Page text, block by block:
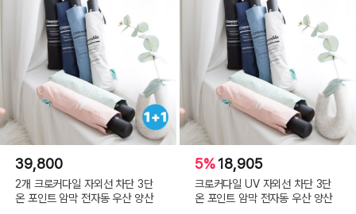
39,800
2개 크로커다일 자외선 차단 3단
온 포인트 암막 전자동 우산 양산
5%18,905
크로커다일 UV 자외선 차단 3단
온 포인트 암막 전자동 우산 양산